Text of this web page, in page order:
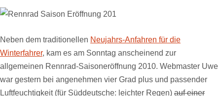
Neben dem traditionellen Neujahrs-Anfahren für die
Winterfahrer, kam es am Sonntag anscheinend zur
allgemeinen Rennrad-Saisoneröffnung 2010. Webmaster Uwe
war gestern bei angenehmen vier Grad plus und passender
Luftfeuchtigkeit (für Süddeutsche: leichter Regen) auf einer